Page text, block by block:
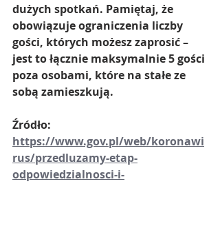
dużych spotkań. Pamiętaj, że
obowiązuje ograniczenia liczby
gości, których możesz zaprosić –
jest to łącznie maksymalnie 5 gości
poza osobami, które na stałe ze
sobą zamieszkują.
Źródło:
https://www.gov.pl/web/koronawi
rus/przedluzamy-etap-
odpowiedzialnosci-i-